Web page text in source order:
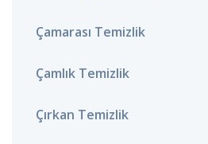
Çamarası Temizlik
Çamlık Temizlik
Çırkan Temizlik